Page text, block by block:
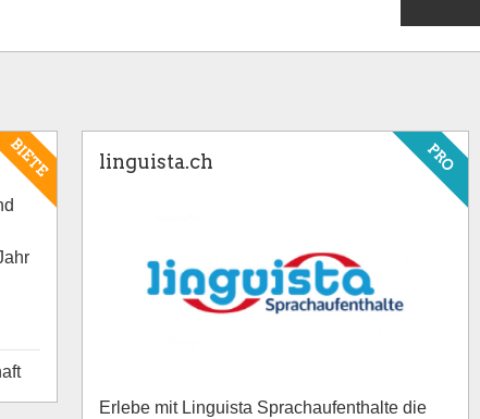
BIETE PRO
linguista.ch
Erlebe mit Linguista Sprachaufenthalte die